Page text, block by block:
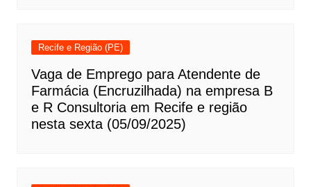
Recife e Região (PE)
Vaga de Emprego para Atendente de
Farmácia (Encruzilhada) na empresa B
e R Consultoria em Recife e região
nesta sexta (05/09/2025)